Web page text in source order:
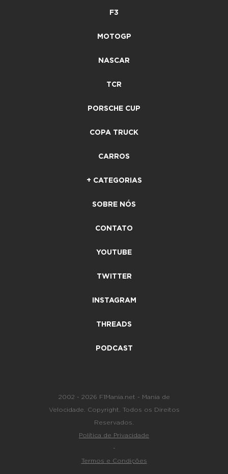
F3
MOTOGP
NASCAR
TCR
PORSCHE CUP
COPA TRUCK
CARROS
+ CATEGORIAS
SOBRE NÓS
CONTATO
YOUTUBE
TWITTER
INSTAGRAM
THREADS
PODCAST
2002 - 2026 F1Mania.net - Mania de
Velocidade. Copyright. Todos os Direitos
Reservados.
Política de Privacidade
-
Termos e Condições